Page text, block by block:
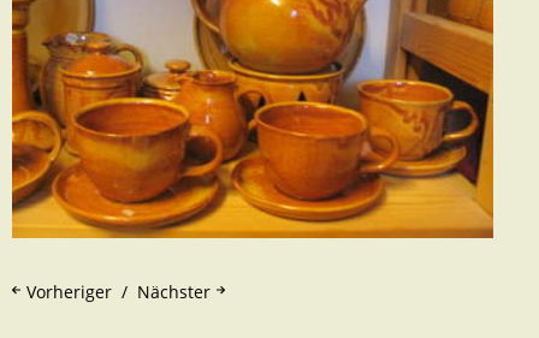
Nächster
Vorheriger